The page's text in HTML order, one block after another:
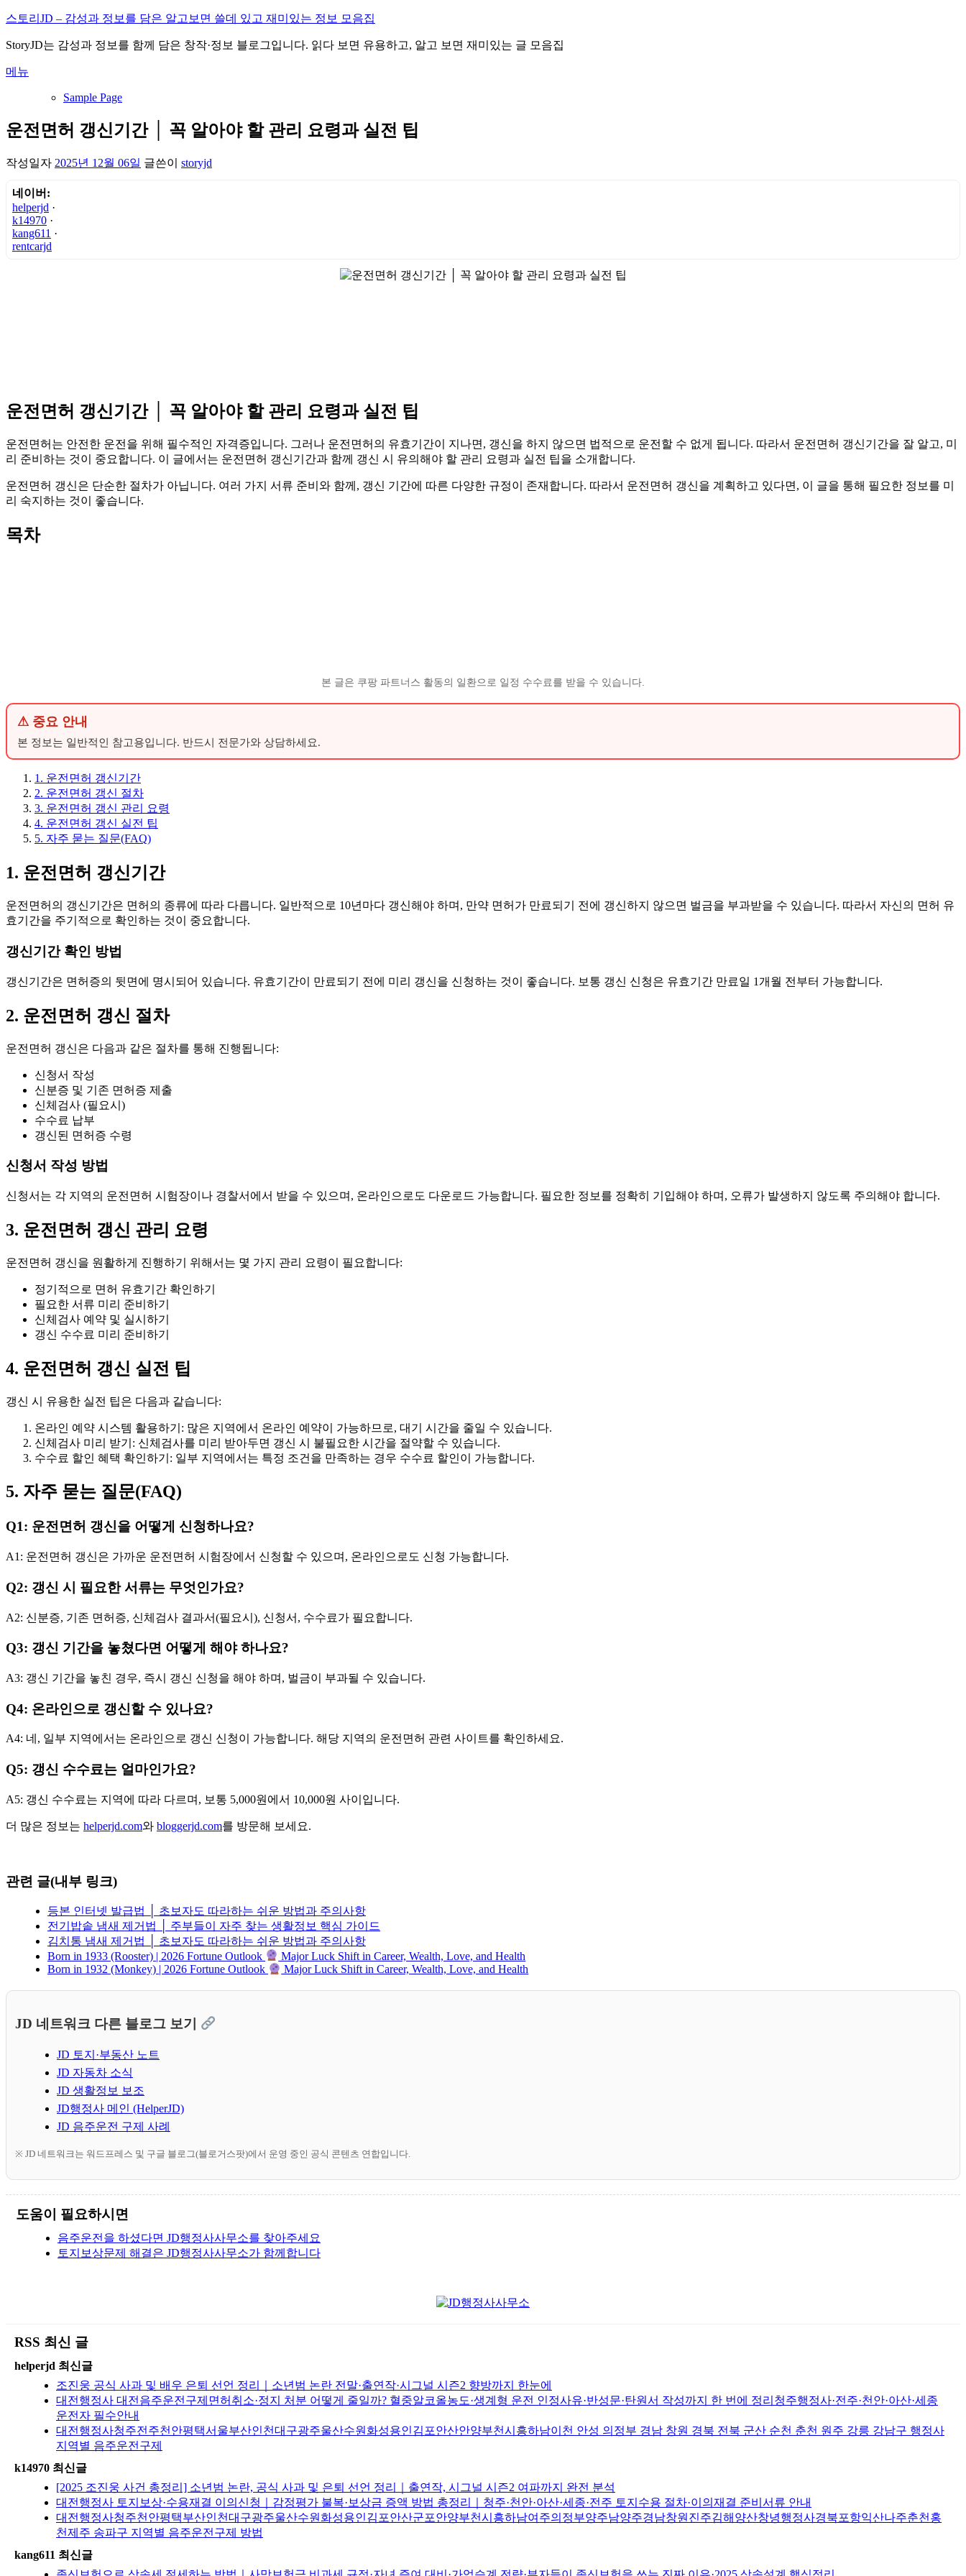
내
으
바
기
스토리JD – 감성과 정보를 담은 알고보면 쓸데 있고 재미있는 정보 모음집
StoryJD는 감성과 정보를 함께 담은 창작·정보 블로그입니다. 읽다 보면 유용하고, 알고 보면 재미있는 글 모음집
메뉴
Sample Page
운전면허 갱신기간 │ 꼭 알아야 할 관리 요령과 실전 팁
작성일자 2025년 12월 06일 글쓴이 storyjd
네이버:
helperjd ·
k14970 ·
kang611 ·
rentcarjd
운전면허 갱신기간 │ 꼭 알아야 할 관리 요령과 실전 팁
운전면허는 안전한 운전을 위해 필수적인 자격증입니다. 그러나 운전면허의 유효기간이 지나면, 갱신을 하지 않으면 법적으로 운전할 수 없게 됩니다. 따라서 운전면허 갱신기간을 잘 알고, 미
리 준비하는 것이 중요합니다. 이 글에서는 운전면허 갱신기간과 함께 갱신 시 유의해야 할 관리 요령과 실전 팁을 소개합니다.
운전면허 갱신은 단순한 절차가 아닙니다. 여러 가지 서류 준비와 함께, 갱신 기간에 따른 다양한 규정이 존재합니다. 따라서 운전면허 갱신을 계획하고 있다면, 이 글을 통해 필요한 정보를 미
리 숙지하는 것이 좋습니다.
목차
본 글은 쿠팡 파트너스 활동의 일환으로 일정 수수료를 받을 수 있습니다.
⚠ 중요 안내
본 정보는 일반적인 참고용입니다. 반드시 전문가와 상담하세요.
1. 운전면허 갱신기간
2. 운전면허 갱신 절차
3. 운전면허 갱신 관리 요령
4. 운전면허 갱신 실전 팁
5. 자주 묻는 질문(FAQ)
1. 운전면허 갱신기간
운전면허의 갱신기간은 면허의 종류에 따라 다릅니다. 일반적으로 10년마다 갱신해야 하며, 만약 면허가 만료되기 전에 갱신하지 않으면 벌금을 부과받을 수 있습니다. 따라서 자신의 면허 유
효기간을 주기적으로 확인하는 것이 중요합니다.
갱신기간 확인 방법
갱신기간은 면허증의 뒷면에 명시되어 있습니다. 유효기간이 만료되기 전에 미리 갱신을 신청하는 것이 좋습니다. 보통 갱신 신청은 유효기간 만료일 1개월 전부터 가능합니다.
2. 운전면허 갱신 절차
운전면허 갱신은 다음과 같은 절차를 통해 진행됩니다:
신청서 작성
신분증 및 기존 면허증 제출
신체검사 (필요시)
수수료 납부
갱신된 면허증 수령
신청서 작성 방법
신청서는 각 지역의 운전면허 시험장이나 경찰서에서 받을 수 있으며, 온라인으로도 다운로드 가능합니다. 필요한 정보를 정확히 기입해야 하며, 오류가 발생하지 않도록 주의해야 합니다.
3. 운전면허 갱신 관리 요령
운전면허 갱신을 원활하게 진행하기 위해서는 몇 가지 관리 요령이 필요합니다:
정기적으로 면허 유효기간 확인하기
필요한 서류 미리 준비하기
신체검사 예약 및 실시하기
갱신 수수료 미리 준비하기
4. 운전면허 갱신 실전 팁
갱신 시 유용한 실전 팁은 다음과 같습니다:
온라인 예약 시스템 활용하기: 많은 지역에서 온라인 예약이 가능하므로, 대기 시간을 줄일 수 있습니다.
신체검사 미리 받기: 신체검사를 미리 받아두면 갱신 시 불필요한 시간을 절약할 수 있습니다.
수수료 할인 혜택 확인하기: 일부 지역에서는 특정 조건을 만족하는 경우 수수료 할인이 가능합니다.
5. 자주 묻는 질문(FAQ)
Q1: 운전면허 갱신을 어떻게 신청하나요?
A1: 운전면허 갱신은 가까운 운전면허 시험장에서 신청할 수 있으며, 온라인으로도 신청 가능합니다.
Q2: 갱신 시 필요한 서류는 무엇인가요?
A2: 신분증, 기존 면허증, 신체검사 결과서(필요시), 신청서, 수수료가 필요합니다.
Q3: 갱신 기간을 놓쳤다면 어떻게 해야 하나요?
A3: 갱신 기간을 놓친 경우, 즉시 갱신 신청을 해야 하며, 벌금이 부과될 수 있습니다.
Q4: 온라인으로 갱신할 수 있나요?
A4: 네, 일부 지역에서는 온라인으로 갱신 신청이 가능합니다. 해당 지역의 운전면허 관련 사이트를 확인하세요.
Q5: 갱신 수수료는 얼마인가요?
A5: 갱신 수수료는 지역에 따라 다르며, 보통 5,000원에서 10,000원 사이입니다.
더 많은 정보는 helperjd.com와 bloggerjd.com를 방문해 보세요.
관련 글(내부 링크)
등본 인터넷 발급법 │ 초보자도 따라하는 쉬운 방법과 주의사항
전기밥솥 냄새 제거법 │ 주부들이 자주 찾는 생활정보 핵심 가이드
김치통 냄새 제거법 │ 초보자도 따라하는 쉬운 방법과 주의사항
Born in 1933 (Rooster) | 2026 Fortune Outlook
Major Luck Shift in Career, Wealth, Love, and Health
Born in 1932 (Monkey) | 2026 Fortune Outlook
Major Luck Shift in Career, Wealth, Love, and Health
JD 네트워크 다른 블로그 보기
JD 토지·부동산 노트
JD 자동차 소식
JD 생활정보 보조
JD행정사 메인 (HelperJD)
JD 음주운전 구제 사례
※ JD 네트워크는 워드프레스 및 구글 블로그(블로거스팟)에서 운영 중인 공식 콘텐츠 연합입니다.
도움이 필요하시면
음주운전을 하셨다면 JD행정사사무소를 찾아주세요
토지보상문제 해결은 JD행정사사무소가 함께합니다
RSS 최신 글
helperjd 최신글
조진웅 공식 사과 및 배우 은퇴 선언 정리｜소년범 논란 전말·출연작·시그널 시즌2 향방까지 한눈에
대전행정사 대전음주운전구제면허취소·정지 처분 어떻게 줄일까? 혈중알코올농도·생계형 운전 인정사유·반성문·탄원서 작성까지 한 번에 정리청주행정사·전주·천안·아산·세종
운전자 필수안내
대전행정사청주전주천안평택서울부산인천대구광주울산수원화성용인김포안산안양부천시흥하남이천 안성 의정부 경남 창원 경북 전북 군산 순천 춘천 원주 강릉 강남구 행정사
지역별 음주운전구제
k14970 최신글
[2025 조진웅 사건 총정리] 소년범 논란, 공식 사과 및 은퇴 선언 정리｜출연작, 시그널 시즌2 여파까지 완전 분석
대전행정사 토지보상·수용재결 이의신청｜감정평가 불복·보상금 증액 방법 총정리｜청주·천안·아산·세종·전주 토지수용 절차·이의재결 준비서류 안내
대전행정사청주천안평택부산인천대구광주울산수원화성용인김포안산군포안양부천시흥하남여주의정부양주남양주경남창원진주김해양산창녕행정사경북포항익산나주춘천홍
천제주 송파구 지역별 음주운전구제 방법
kang611 최신글